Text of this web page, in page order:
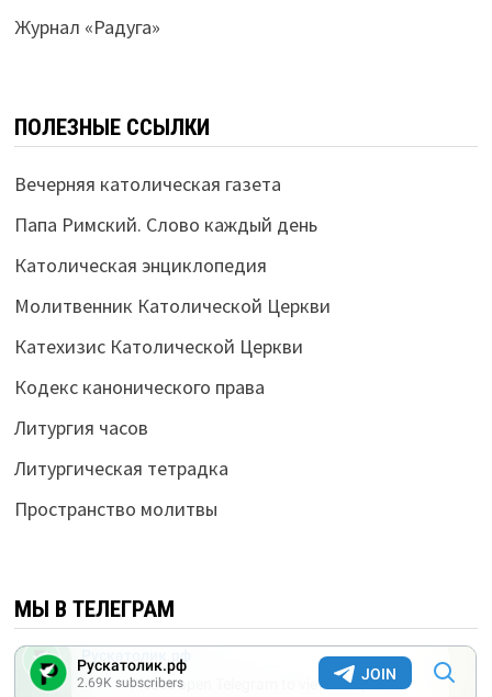
Журнал «Радуга»
ПОЛЕЗНЫЕ ССЫЛКИ
Вечерняя католическая газета
Папа Римский. Слово каждый день
Католическая энциклопедия
Молитвенник Католической Церкви
Катехизис Католической Церкви
Кодекс канонического права
Литургия часов
Литургическая тетрадка
Пространство молитвы
МЫ В ТЕЛЕГРАМ